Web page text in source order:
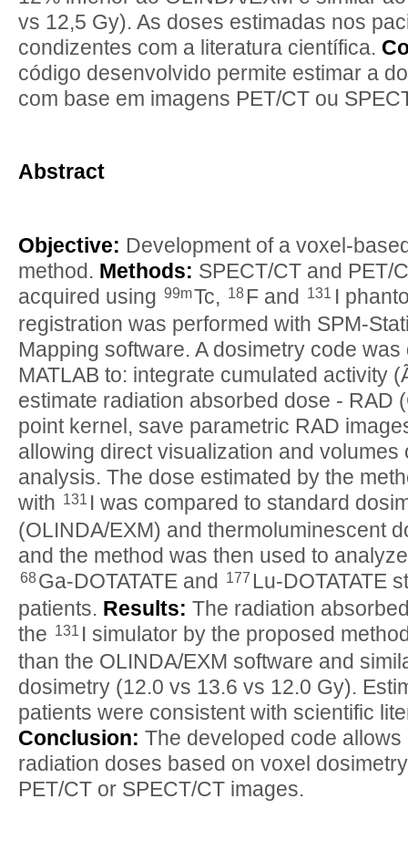
vs 12,5 Gy). As doses estimadas nos
condizentes com a literatura científica.
código desenvolvido permite estimar a
com base em imagens PET/CT ou
Abstract
Objective: Development of a voxel-
method. Methods: SPECT/CT and PET/
acquired using 99mTc, 18 F and 131 I
registration was performed with SPM-
Mapping software. A dosimetry code
MATLAB to: integrate cumulated activity
estimate radiation absorbed dose - RAD
point kernel, save parametric RAD
allowing direct visualization and volumes
analysis. The dose estimated by the
with 131 I was compared to standard
(OLINDA/EXM) and thermoluminescent
and the method was then used to
68Ga-DOTATATE and 177 Lu-DOTATATE
patients. Results: The radiation
the 131 I simulator by the proposed
than the OLINDA/EXM software and
dosimetry (12.0 vs 13.6 vs 12.0 Gy).
patients were consistent with scientific
Conclusion: The developed code allows
radiation doses based on voxel
PET/CT or SPECT/CT images.